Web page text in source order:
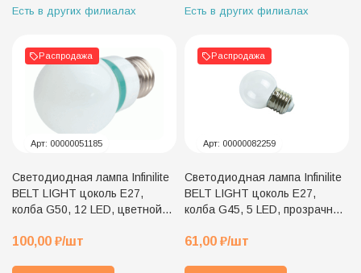
Есть в других филиалах Есть в других филиалах
Распродажа
Арт: 00000051185
Светодиодная лампа Infinilite
BELT LIGHT цоколь E27,
колба G50, 12 LED, цветной
автосмена цветов
100,00 ₽/шт
Распродажа
Арт: 00000082259
Светодиодная лампа Infinilite
BELT LIGHT цоколь E27,
колба G45, 5 LED, прозрачный
свечения
61,00 ₽/шт